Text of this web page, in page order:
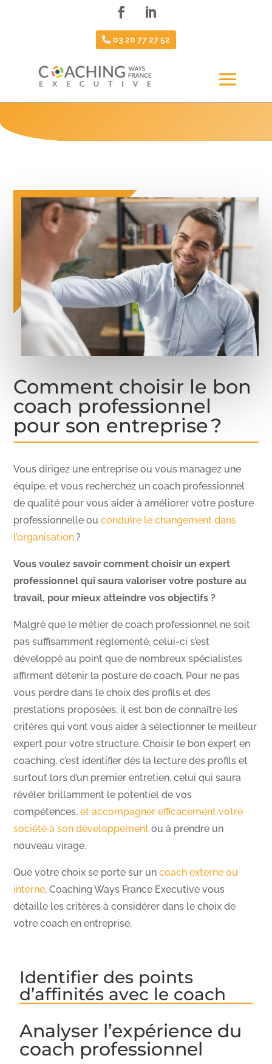
03 20 77 27 52
Comment choisir le bon
coach professionnel
pour son entreprise ?
Vous dirigez une entreprise ou vous managez une
équipe, et vous recherchez un coach professionnel
de qualité pour vous aider à améliorer votre posture
professionnelle ouconduire le changement dans
l’organisation ?
Vous voulez savoir comment choisir un expert
professionnel qui saura valoriser votre posture au
travail, pour mieux atteindre vos objectifs ?
Malgré que le métier de coach professionnel ne soit
pas suffisamment réglementé, celui-ci s’est
développé au point que de nombreux spécialistes
affirment détenir la posture de coach. Pour ne pas
vous perdre dans le choix des profils et des
prestations proposées, il est bon de connaître les
critères qui vont vous aider à sélectionner le meilleur
expert pour votre structure. Choisir le bon expert en
coaching, c’est identifier dès la lecture des profils et
surtout lors d’un premier entretien, celui qui saura
révéler brillamment le potentiel de vos
compétences,et accompagner efficacement votre
société à son développement ou à prendre un
nouveau virage.
Que votre choix se porte sur uncoach externe ou
interne, Coaching Ways France Executive vous
détaille les critères à considérer dans le choix de
votre coach en entreprise.
Identifier des points
d’affinités avec le coach
Analyser l’expérience du
coach professionnel